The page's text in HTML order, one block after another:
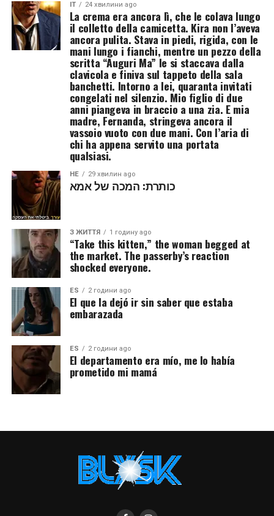
IT 24 хвилини ago
La crema era ancora lì, che le colava lungo
il colletto della camicetta. Kira non l’aveva
ancora pulita. Stava in piedi, rigida, con le
mani lungo i fianchi, mentre un pezzo della
scritta “Auguri Ma” le si staccava dalla
clavicola e finiva sul tappeto della sala
banchetti. Intorno a lei, quaranta invitati
congelati nel silenzio. Mio figlio di due
anni piangeva in braccio a una zia. E mia
madre, Fernanda, stringeva ancora il
vassoio vuoto con due mani. Con l’aria di
chi ha appena servito una portata
qualsiasi.
HE 29 хвилин ago
כותרת: המכה של אמא
З ЖИТТЯ 1 годину ago
“Take this kitten,” the woman begged at
the market. The passerby’s reaction
shocked everyone.
ES 2 години ago
El que la dejó ir sin saber que estaba
embarazada
ES 2 години ago
El departamento era mío, me lo había
prometido mi mamá